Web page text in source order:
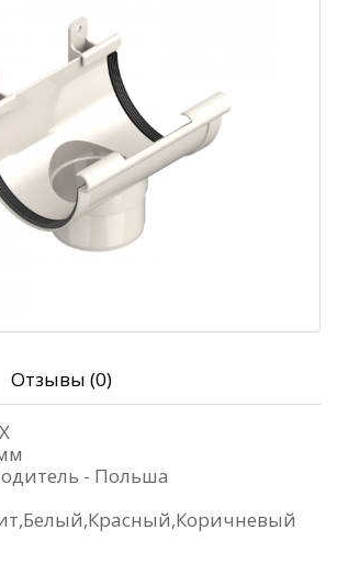
Отзывы (0)
- Польша